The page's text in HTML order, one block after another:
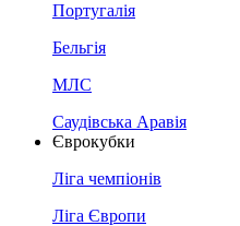
Португалія
Бельгія
МЛС
Саудівська Аравія
Єврокубки
Ліга чемпіонів
Ліга Європи